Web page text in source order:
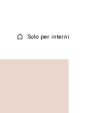
Solo per interni